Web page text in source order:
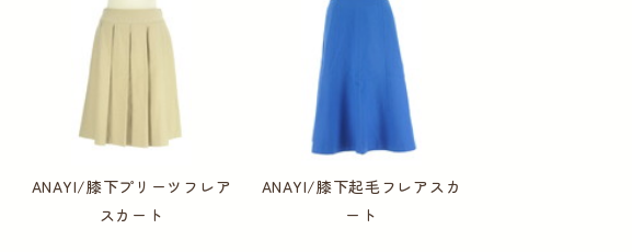
ANAYI/膝下プリーツフレア
スカート
ANAYI/膝下起毛フレアスカ
ート